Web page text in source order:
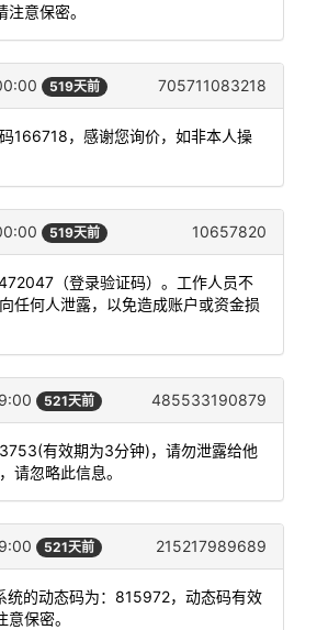
意保密。
519天前 705711083218
码166718，感谢您询价，如非本人操
519天前 10657820
472047（登录验证码）。工作人员不
任何人泄露，以免造成账户或资金损
521天前 485533190879
3753(有效期为3分钟)，请勿泄露给他
请忽略此信息。
521天前 215217989689
统的动态码为：815972，动态码有效
保密。